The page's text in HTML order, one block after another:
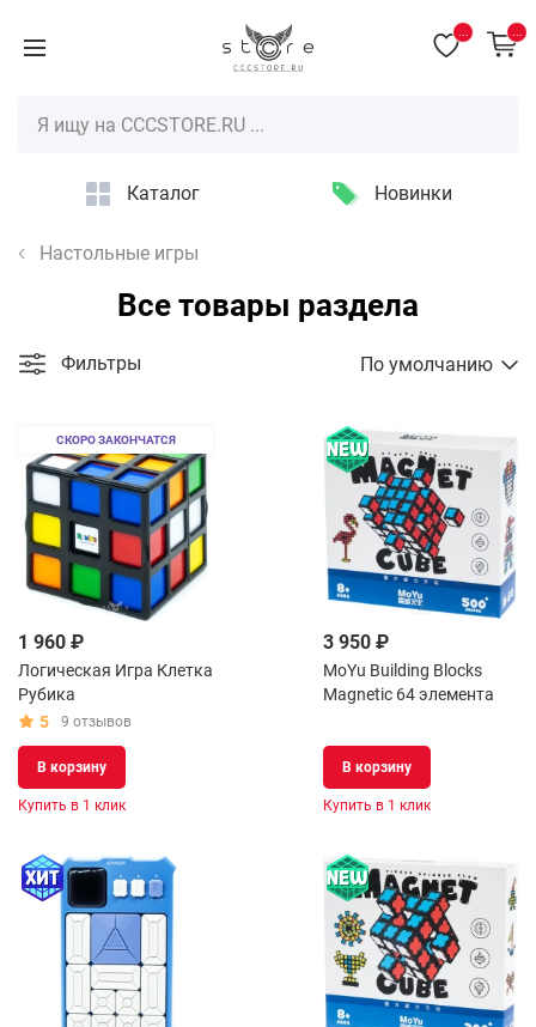
Каталог Новинки
Настольные игры
Все товары раздела
Фильтры По умолчанию
СКОРО ЗАКОНЧАТСЯ
1 960 ₽
Логическая Игра Клетка
Рубика
5
9 отзывов
В корзину
Купить в 1 клик
3 950 ₽
MoYu Building Blocks
Magnetic 64 элемента
В корзину
Купить в 1 клик